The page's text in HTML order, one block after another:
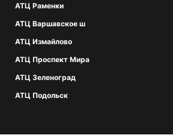
АТЦ Раменки
АТЦ Варшавское ш
АТЦ Измайлово
АТЦ Проспект Мира
АТЦ Зеленоград
АТЦ Подольск